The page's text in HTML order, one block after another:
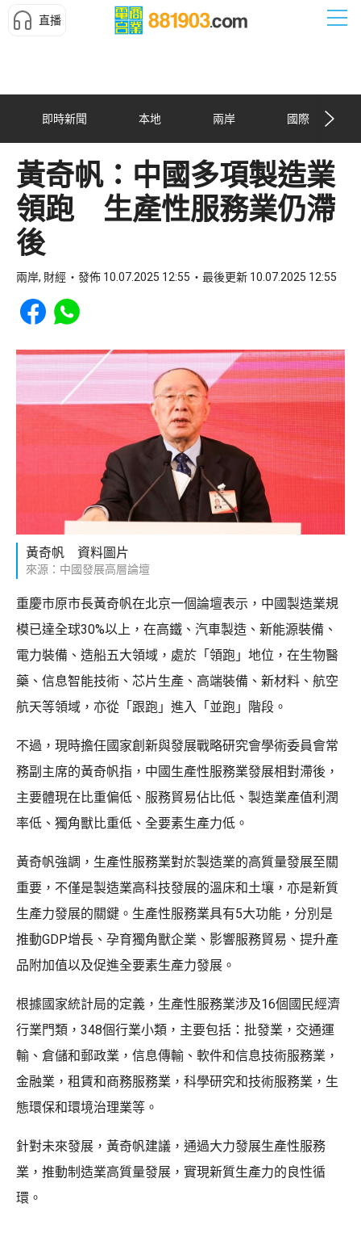
直播
即時新聞 本地 兩岸 國際
黃奇帆：中國多項製造業
領跑 生產性服務業仍滯
後
兩岸, 財經 發佈 10.07.2025 12:55 最後更新 10.07.2025 12:55
Share to Facebook
Share to WhatsApp
黃奇帆 資料圖片
來源：中國發展高層論壇
重慶市原市長黃奇帆在北京一個論壇表示，中國製造業規
模已達全球30%以上，在高鐵、汽車製造、新能源裝備、
電力裝備、造船五大領域，處於「領跑」地位，在生物醫
藥、信息智能技術、芯片生產、高端裝備、新材料、航空
航天等領域，亦從「跟跑」進入「並跑」階段。
不過，現時擔任國家創新與發展戰略研究會學術委員會常
務副主席的黃奇帆指，中國生產性服務業發展相對滯後，
主要體現在比重偏低、服務貿易佔比低、製造業產值利潤
率低、獨角獸比重低、全要素生產力低。
黃奇帆強調，生產性服務業對於製造業的高質量發展至關
重要，不僅是製造業高科技發展的溫床和土壤，亦是新質
生產力發展的關鍵。生產性服務業具有5大功能，分別是
推動GDP增長、孕育獨角獸企業、影響服務貿易、提升產
品附加值以及促進全要素生產力發展。
根據國家統計局的定義，生產性服務業涉及16個國民經濟
行業門類，348個行業小類，主要包括：批發業，交通運
輸、倉儲和郵政業，信息傳輸、軟件和信息技術服務業，
金融業，租賃和商務服務業，科學研究和技術服務業，生
態環保和環境治理業等。
針對未來發展，黃奇帆建議，通過大力發展生產性服務
業，推動制造業高質量發展，實現新質生產力的良性循
環。